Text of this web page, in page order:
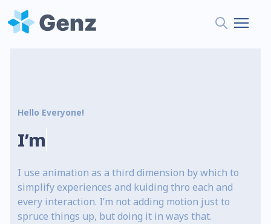
Hello Everyone!
I’m
I use animation as a third dimension by which to
simplify experiences and kuiding thro each and
every interaction. I’m not adding motion just to
spruce things up, but doing it in ways that.